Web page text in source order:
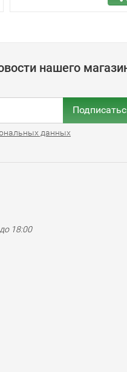
нашего
данных
18:00